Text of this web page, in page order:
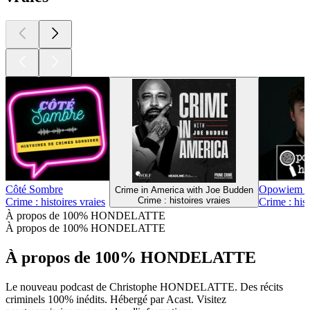
Côté Sombre
Crime : histoires vraies
Crime in America with Joe Budden
Crime : histoires vraies
Opowiem
Crime :
À propos de 100% HONDELATTE
À propos de 100% HONDELATTE
À propos de 100% HONDELATTE
Le nouveau podcast de Christophe HONDELATTE. Des récits
criminels 100% inédits. Hébergé par Acast. Visitez